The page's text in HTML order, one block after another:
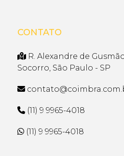
CONTATO
R. Alexandre de
Socorro, São Paulo - SP
(11) 9 9965-4018
(11) 9 9965-4018